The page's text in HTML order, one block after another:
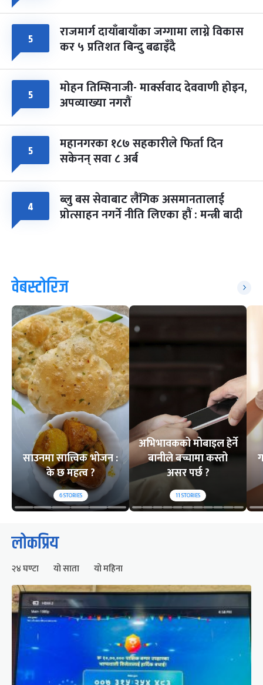
५ राजमार्ग दायाँबायाँका जग्गामा लाग्ने विकास
कर ५ प्रतिशत बिन्दु बढाइँदै
५ मोहन तिम्सिनाजी- मार्क्सवाद देववाणी होइन,
अपव्याख्या नगरौं
५ महानगरका १८७ सहकारीले फिर्ता दिन
सकेनन् सवा ८ अर्ब
४ ब्लु बस सेवाबाट लैंगिक असमानतालाई
प्रोत्साहन नगर्ने नीति लिएका हौं : मन्त्री बादी
वेबस्टोरिज
साउनमा सात्त्विक भोजन :
के छ महत्व ?
6STORIES
अभिभावकको मोबाइल हेर्ने
बानीले बच्चामा कस्तो
असर पर्छ ?
11STORIES
लोकप्रिय
२४ घण्टा यो साता यो महिना